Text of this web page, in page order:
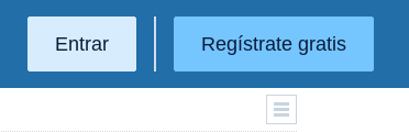
Entrar Regístrate gratis